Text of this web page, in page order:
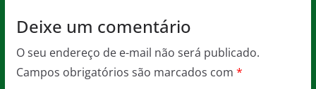
Deixe um comentário
O seu endereço de e-mail não será publicado.
Campos obrigatórios são marcados com *